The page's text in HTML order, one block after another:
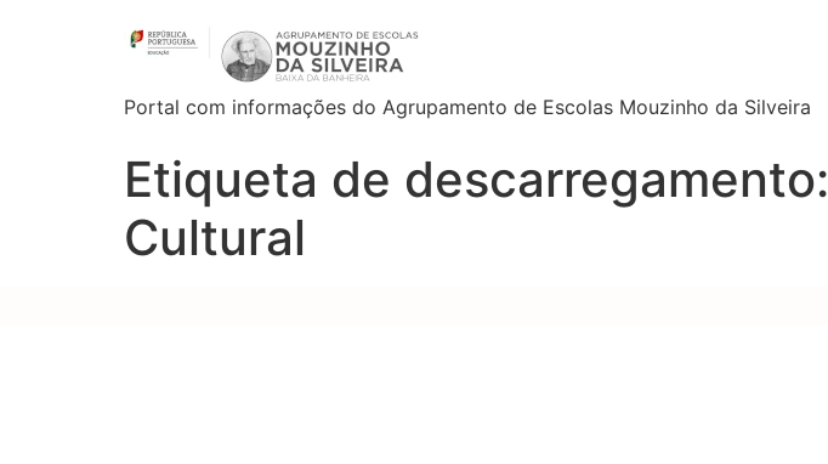
Portal com informações do Agrupamento de Escolas Mouzinho da Silveira
Etiqueta de descarregamento:
Cultural